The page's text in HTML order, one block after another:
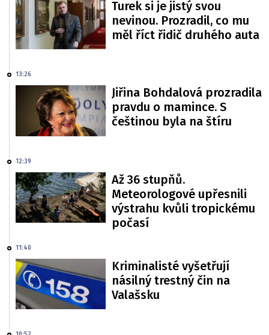
Turek si je jistý svou
nevinou. Prozradil, co mu
měl říct řidič druhého auta
13:26
Jiřina Bohdalová prozradila
pravdu o mamince. S
češtinou byla na štíru
12:39
Až 36 stupňů.
Meteorologové upřesnili
výstrahu kvůli tropickému
počasí
11:40
Kriminalisté vyšetřují
násilný trestný čin na
Valašsku